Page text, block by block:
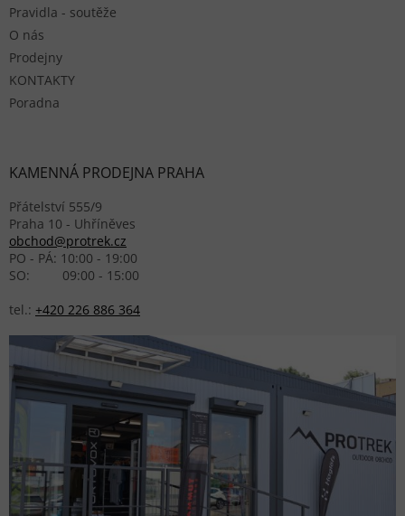
Pravidla - soutěže
O nás
Prodejny
KONTAKTY
Poradna
KAMENNÁ PRODEJNA PRAHA
Přátelství 555/9
Praha 10 - Uhříněves
obchod@protrek.cz
PO - PÁ: 10:00 - 19:00
SO: 09:00 - 15:00
tel.: +420 226 886 364